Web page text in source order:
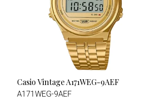
Casio Vintage A171WEG-9AEF
A171WEG-9AEF